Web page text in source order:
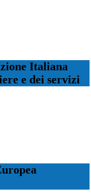
Italiana
e dei servizi